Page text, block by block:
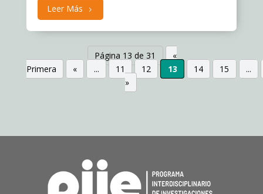
Leer Más
Página 13 de 31
«
Primera
« ... 11 12 13 14 15
...
»